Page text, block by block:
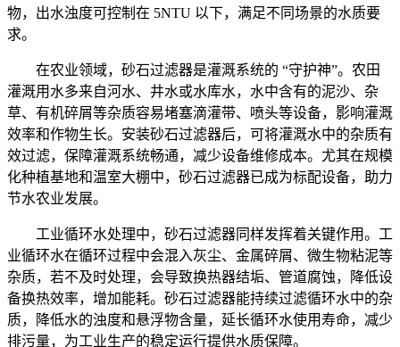
物，出水浊度可控制在 5NTU 以下，满足不同场景的水质要
求。
在农业领域，砂石过滤器是灌溉系统的 “守护神”。农田
灌溉用水多来自河水、井水或水库水，水中含有的泥沙、杂
草、有机碎屑等杂质容易堵塞滴灌带、喷头等设备，影响灌溉
效率和作物生长。安装砂石过滤器后，可将灌溉水中的杂质有
效过滤，保障灌溉系统畅通，减少设备维修成本。尤其在规模
化种植基地和温室大棚中，砂石过滤器已成为标配设备，助力
节水农业发展。
工业循环水处理中，砂石过滤器同样发挥着关键作用。工
业循环水在循环过程中会混入灰尘、金属碎屑、微生物粘泥等
杂质，若不及时处理，会导致换热器结垢、管道腐蚀，降低设
备换热效率，增加能耗。砂石过滤器能持续过滤循环水中的杂
质，降低水的浊度和悬浮物含量，延长循环水使用寿命，减少
排污量，为工业生产的稳定运行提供水质保障。